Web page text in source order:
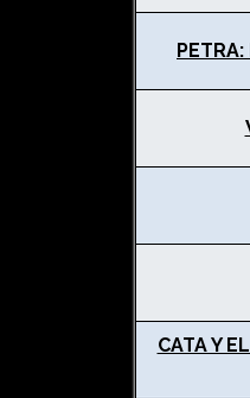
CATA Y